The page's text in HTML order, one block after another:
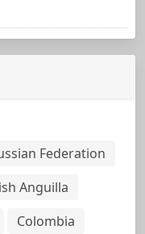
Federation
Anguilla
Colombia